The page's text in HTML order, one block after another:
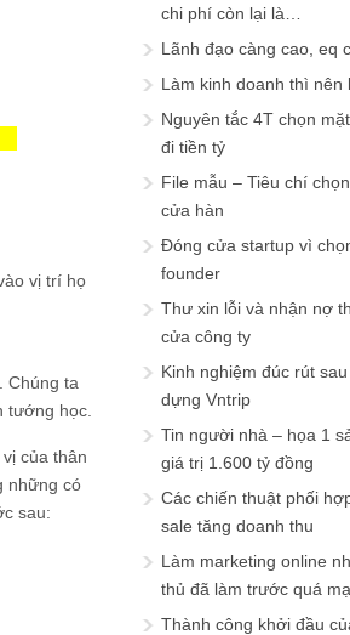
vị trí họ
Chúng ta
tướng học.
của thân
những có
sau:
chi phí còn lại là…
Lãnh đạo càng cao, eq
Làm kinh doanh thì nên
Nguyên tắc 4T chọn
đi tiền tỷ
File mẫu – Tiêu chí
cửa hàn
Đóng cửa startup vì
founder
Thư xin lỗi và nhận nợ
cửa công ty
Kinh nghiệm đúc rút
dựng Vntrip
Tin người nhà – họa 1
giá trị 1.600 tỷ đồng
Các chiến thuật phối
sale tăng doanh thu
Làm marketing online
thủ đã làm trước quá
Thành công khởi đầu